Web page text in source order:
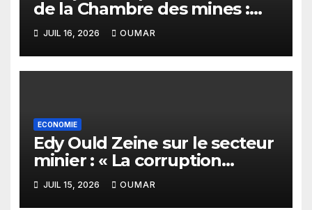
de la Chambre des mines :
« la Guinée est aujourd’hui la
meilleure des destinations »
JUIL 16, 2026 OUMAR
ECONOMIE
Edy Ould Zeine sur le secteur
minier : « La corruption
n’existe pas en Mauritanie »
JUIL 15, 2026 OUMAR